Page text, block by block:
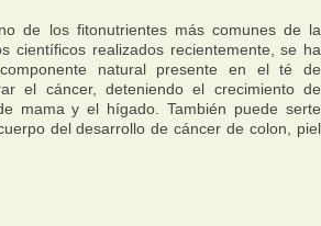
de los fitonutrientes más comunes de la
científicos realizados recientemente, se ha
natural presente en el té de
el cáncer, deteniendo el crecimiento de
mama y el hígado. También puede serte
del desarrollo de cáncer de colon, piel